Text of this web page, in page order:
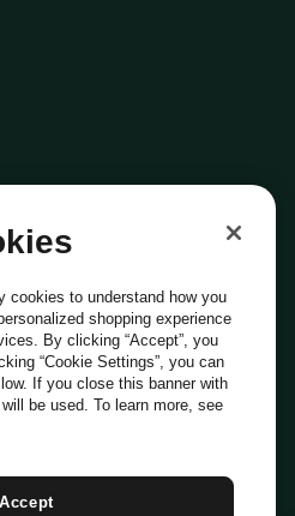
Preferenze Cookie
Italiano
cookies to understand how you
shopping experience
By clicking “Accept”, you
“Cookie Settings”, you can
If you close this banner with
be used. To learn more, see
Accept